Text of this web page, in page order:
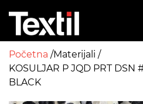
Početna Materijali
KOSULJAR P JQD PRT DSN
BLACK